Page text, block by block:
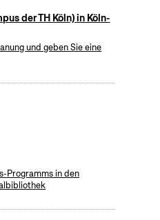
der TH Köln) in Köln-
und geben Sie eine
Programms in den